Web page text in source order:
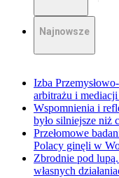
Najnowsze
Izba
arbitrażu i
Wspomnienia i
było silniejsze niż
Przełomowe
Polacy ginęli w
Zbrodnie pod
własnych